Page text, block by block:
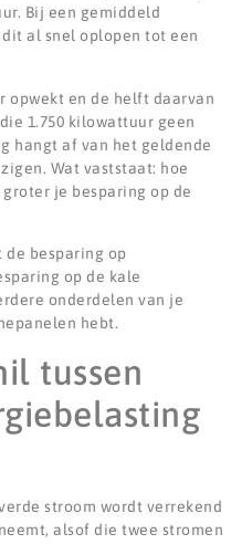
Bij een gemiddeld
al snel oplopen tot een
opwekt en de helft daarvan
1.750 kilowattuur geen
hangt af van het geldende
Wat vaststaat: hoe
je besparing op de
de besparing op
op de kale
onderdelen van je
hebt.
tussen
stroom wordt verrekend
alsof die twee stromen